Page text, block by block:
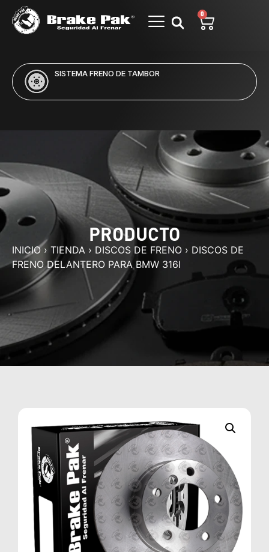
0
SISTEMA FRENO DE TAMBOR
PRODUCTO
INICIO› TIENDA › DISCOS DE FRENO › DISCOS DE
FRENO DELANTERO PARA BMW 316I